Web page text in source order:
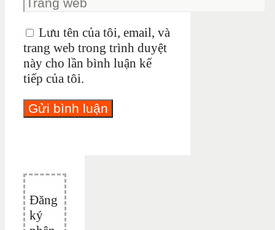
Lưu tên của tôi, email, và
trang web trong trình duyệt
này cho lần bình luận kế
tiếp của tôi.
Đăng
ký